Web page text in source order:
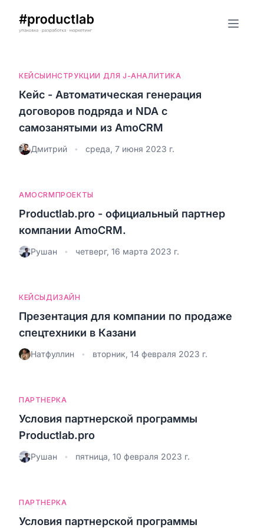
КЕЙСЫИНСТРУКЦИИ ДЛЯ J-АНАЛИТИКА
Кейс - Автоматическая генерация
договоров подряда и NDA с
самозанятыми из AmoCRM
Дмитрий • среда, 7 июня 2023 г.
AMOCRMПРОЕКТЫ
Productlab.pro - официальный партнер
компании AmoCRM.
Рушан • четверг, 16 марта 2023 г.
КЕЙСЫ ДИЗАЙН
Презентация для компании по продаже
спецтехники в Казани
Натфуллин • вторник, 14 февраля 2023 г.
ПАРТНЕРКА
Условия партнерской программы
Productlab.pro
Рушан • пятница, 10 февраля 2023 г.
ПАРТНЕРКА
Условия партнерской программы